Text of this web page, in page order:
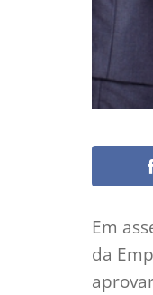
Em
da